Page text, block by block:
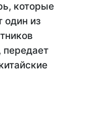
которые
один из
передает